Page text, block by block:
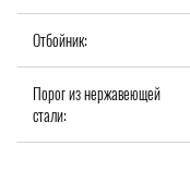
Отбойник:
Порог из нержавеющей
стали: